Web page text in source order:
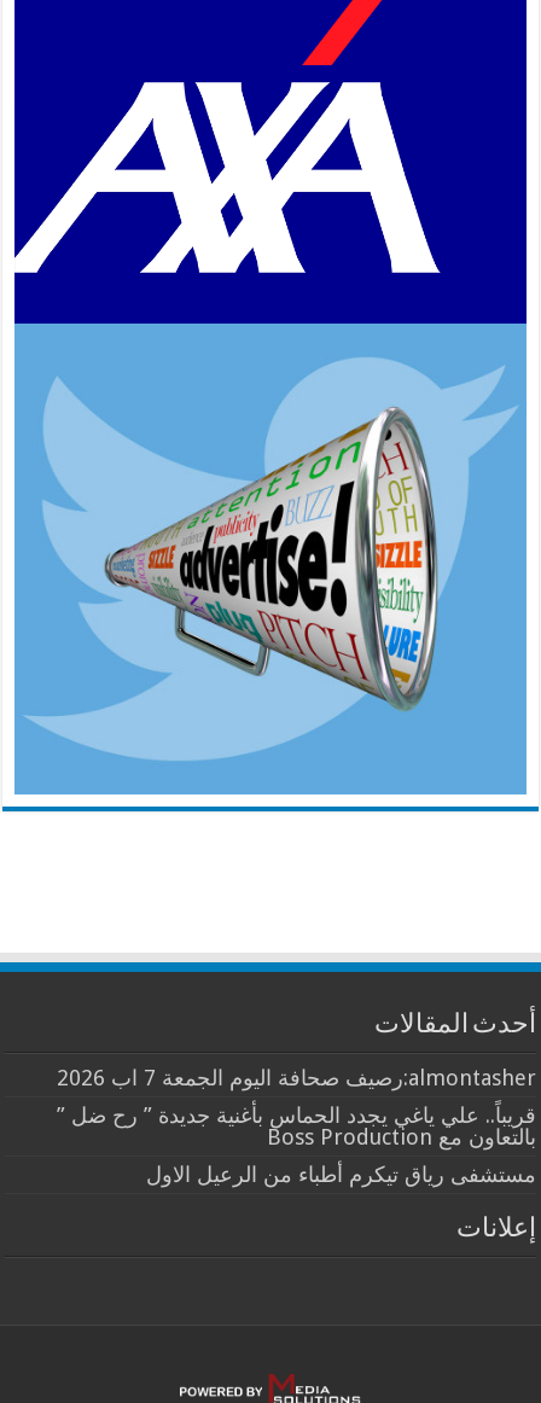
أحدث المقالات
almontasher:رصيف صحافة اليوم الجمعة 7 اب 2026
قريباً.. علي ياغي يجدد الحماس بأغنية جديدة ” رح ضل ”
بالتعاون مع Boss Production
مستشفى رياق تيكرم أطباء من الرعيل الاول
إعلانات